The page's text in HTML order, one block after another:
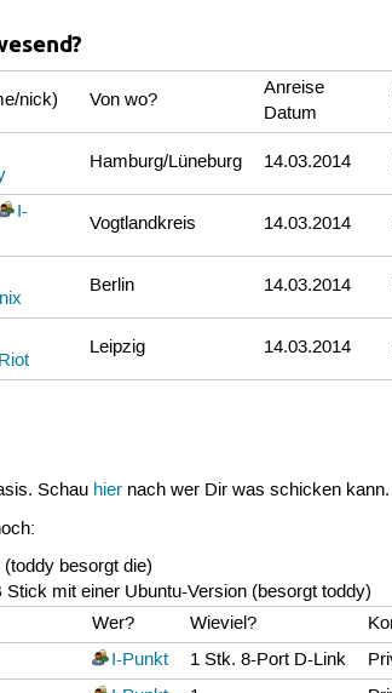
nick) Von wo?
Anreise
Datum
Hamburg/Lüneburg 14.03.2014
I-
Vogtlandkreis 14.03.2014
Berlin 14.03.2014
Riot
Leipzig 14.03.2014
Schau hier nach wer Dir was schicken kann.
besorgt die)
Stick mit einer Ubuntu-Version (besorgt toddy)
Wer? Wieviel?
I-Punkt 1 Stk. 8-Port D-Link